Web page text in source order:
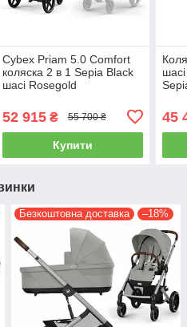
Cybex Priam 5.0 Comfort
коляска 2 в 1 Sepia Black
шасі Rosegold
52 915₴ 55 700 ₴
Купити
45
Безкоштовна доставка –18%